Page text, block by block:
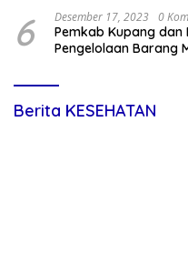
6 Desember 17, 2023 0
Pemkab Kupang dan
Pengelolaan Barang
Berita KESEHATAN